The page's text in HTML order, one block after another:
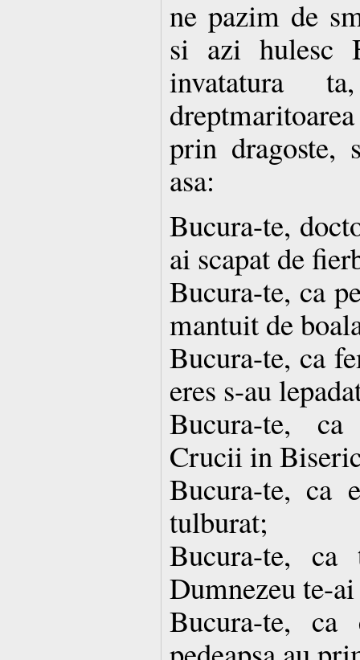
ne pazim de
si azi hulesc
invatatura
prin dragoste,
asa:
Bucura-te,
ai scapat de
Bucura-te, ca
mantuit de
Bucura-te, ca
eres s-au
Bucura-te,
Crucii in
Bucura-te, ca
tulburat;
Bucura-te,
Dumnezeu te-
Bucura-te,